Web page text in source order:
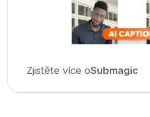
Zjistěte více oSubmagic